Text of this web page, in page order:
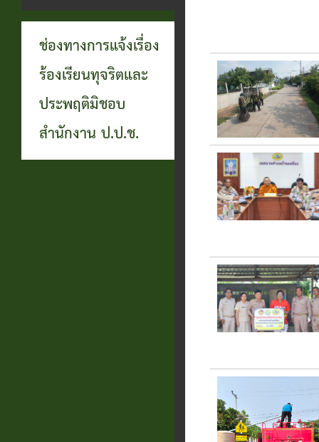
ช่องทางการแจ้งเรื่อง
ร้องเรียนทุจริตและ
ประพฤติมิชอบ
สำนักงาน ป.ป.ช.